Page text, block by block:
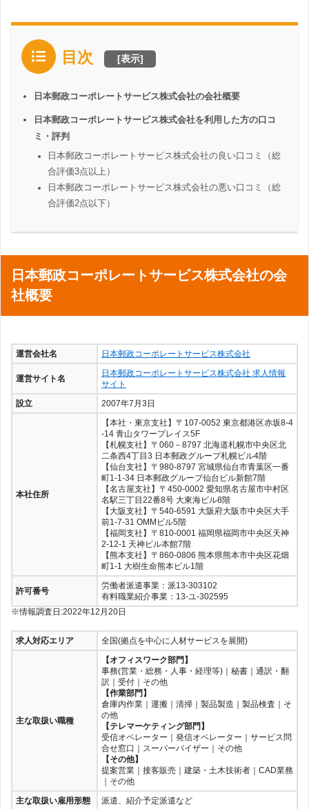
目次 [表示]
日本郵政コーポレートサービス株式会社の会社概要
日本郵政コーポレートサービス株式会社を利用した方の口コ
ミ・評判
日本郵政コーポレートサービス株式会社の良い口コミ（総
合評価3点以上）
日本郵政コーポレートサービス株式会社の悪い口コミ（総
合評価2点以下）
日本郵政コーポレートサービス株式会社の会
社概要
運営会社名 日本郵政コーポレートサービス株式会社
運営サイト名
日本郵政コーポレートサービス株式会社 求人情報
サイト
設立
2007年7月3日
本社住所
【本社・東京支社】〒107-0052 東京都港区赤坂8-4
-14 青山タワープレイス5F
【札幌支社】〒060－8797 北海道札幌市中央区北
二条西4丁目3 日本郵政グループ札幌ビル4階
【仙台支社】〒980-8797 宮城県仙台市青葉区一番
町1-1-34 日本郵政グループ仙台ビル新館7階
【名古屋支社】〒450-0002 愛知県名古屋市中村区
名駅三丁目22番8号 大東海ビル8階
【大阪支社】〒540-6591 大阪府大阪市中央区大手
前1-7-31 OMMビル5階
【福岡支社】〒810-0001 福岡県福岡市中央区天神
2-12-1 天神ビル本館7階
【熊本支社】〒860-0806 熊本県熊本市中央区花畑
町1-1 大樹生命熊本ビル1階
許可番号
労働者派遣事業：派13-303102
有料職業紹介事業：13-ユ-302595
※情報調査日:2022年12月20日
求人対応エリア 全国(拠点を中心に人材サービスを展開)
主な取扱い職種
【オフィスワーク部門】
事務(営業・総務・人事・経理等)｜秘書｜通訳・翻
訳｜受付｜その他
【作業部門】
倉庫内作業｜運搬｜清掃｜製品製造｜製品検査｜そ
の他
【テレマーケティング部門】
受信オペレーター｜発信オペレーター｜サービス問
合せ窓口｜スーパーバイザー｜その他
【その他】
提案営業｜接客販売｜建築・土木技術者｜CAD業務
｜その他
主な取扱い雇用形態
派遣、紹介予定派遣など